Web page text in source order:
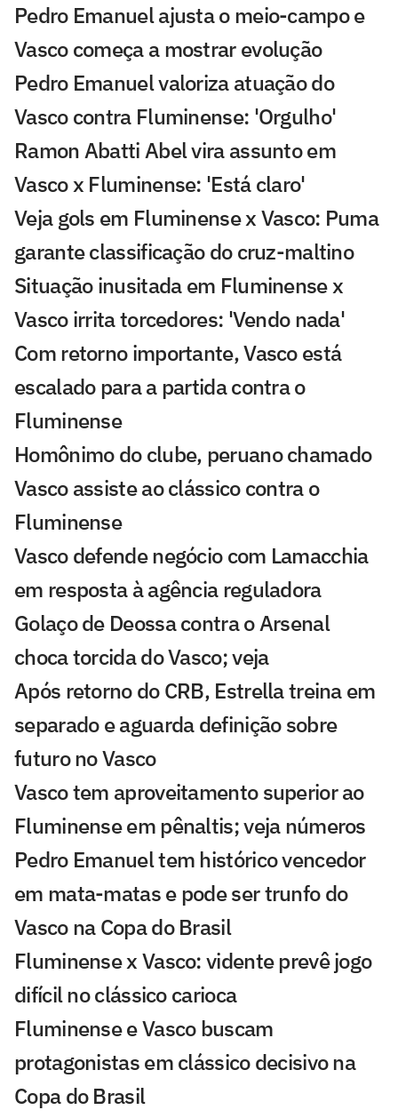
Pedro Emanuel ajusta o meio-campo e
Vasco começa a mostrar evolução
Pedro Emanuel valoriza atuação do
Vasco contra Fluminense: 'Orgulho'
Ramon Abatti Abel vira assunto em
Vasco x Fluminense: 'Está claro'
Veja gols em Fluminense x Vasco: Puma
garante classificação do cruz-maltino
Situação inusitada em Fluminense x
Vasco irrita torcedores: 'Vendo nada'
Com retorno importante, Vasco está
escalado para a partida contra o
Fluminense
Homônimo do clube, peruano chamado
Vasco assiste ao clássico contra o
Fluminense
Vasco defende negócio com Lamacchia
em resposta à agência reguladora
Golaço de Deossa contra o Arsenal
choca torcida do Vasco; veja
Após retorno do CRB, Estrella treina em
separado e aguarda definição sobre
futuro no Vasco
Vasco tem aproveitamento superior ao
Fluminense em pênaltis; veja números
Pedro Emanuel tem histórico vencedor
em mata-matas e pode ser trunfo do
Vasco na Copa do Brasil
Fluminense x Vasco: vidente prevê jogo
difícil no clássico carioca
Fluminense e Vasco buscam
protagonistas em clássico decisivo na
Copa do Brasil